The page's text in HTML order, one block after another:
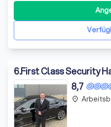
leidenschaftlich für Ihre
öffentlichen als auch im
Erfahrung und einem Team
6.First Class Security
8,7
place